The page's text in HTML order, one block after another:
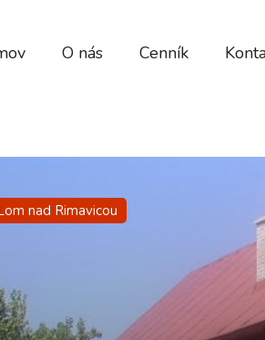
O nás Cenník
nad Rimavicou